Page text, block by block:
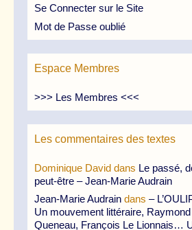
Se Connecter sur le Site
Mot de Passe oublié
Espace Membres
>>> Les Membres <<<
Les commentaires des textes
Dominique David dans Le passé,
peut-être – Jean-Marie Audrain
Jean-Marie Audrain dans –
Un mouvement littéraire, Raymond
Queneau, François Le Lionnais…